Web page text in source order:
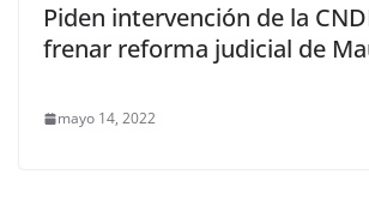
Piden intervención de la
frenar reforma judicial de
mayo 14, 2022